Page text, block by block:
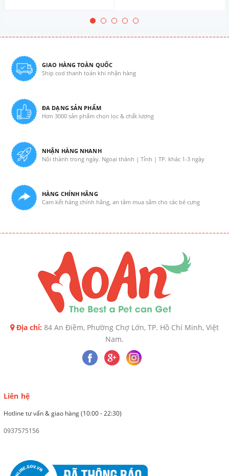
GIAO HÀNG TOÀN QUỐC
Ship cod thanh toán khi nhận hàng
ĐA DẠNG SẢN PHẨM
Hơn 3000 sản phẩm chọn lọc & chất lượng
NHẬN HÀNG NHANH
Nội thành trong ngày. Ngoại thành | Tỉnh | TP. khác 1-3 ngày
HÀNG CHÍNH HÃNG
Cam kết hàng chính hãng, an tâm mua sắm cho các bé cưng
Địa chỉ: 84 An Điềm, Phường Chợ Lớn, TP. Hồ Chí Minh, Việt
Nam.
Liên hệ
Hotline tư vấn & giao hàng (10:00 - 22:30)
0937575156